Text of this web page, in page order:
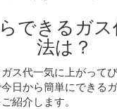
できるガス
法は？
ス代一気に上がって
日から簡単にできる
紹介します。